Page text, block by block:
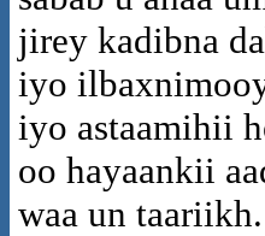
jirey kadibna
iyo
iyo astaamihii
oo hayaankii
waa un taariikh.